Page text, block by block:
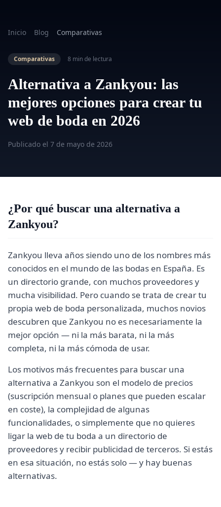
Inicio Blog Comparativas
Comparativas 8 min de lectura
Alternativa a Zankyou: las
mejores opciones para crear tu
web de boda en 2026
Publicado el 7 de mayo de 2026
¿Por qué buscar una alternativa a
Zankyou?
Zankyou lleva años siendo uno de los nombres más
conocidos en el mundo de las bodas en España. Es
un directorio grande, con muchos proveedores y
mucha visibilidad. Pero cuando se trata de crear tu
propia web de boda personalizada, muchos novios
descubren que Zankyou no es necesariamente la
mejor opción — ni la más barata, ni la más
completa, ni la más cómoda de usar.
Los motivos más frecuentes para buscar una
alternativa a Zankyou son el modelo de precios
(suscripción mensual o planes que pueden escalar
en coste), la complejidad de algunas
funcionalidades, o simplemente que no quieres
ligar la web de tu boda a un directorio de
proveedores y recibir publicidad de terceros. Si estás
en esa situación, no estás solo — y hay buenas
alternativas.